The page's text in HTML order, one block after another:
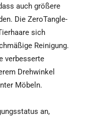
auch größere
Die ZeroTangle-
sich
Reinigung.
verbesserte
Drehwinkel
Möbeln.
an,